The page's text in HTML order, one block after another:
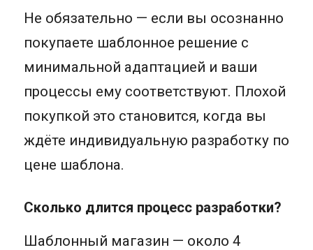
Не обязательно — если вы осознанно
покупаете шаблонное решение с
минимальной адаптацией и ваши
процессы ему соответствуют. Плохой
покупкой это становится, когда вы
ждёте индивидуальную разработку по
цене шаблона.
Сколько длится процесс разработки?
Шаблонный магазин — около 4